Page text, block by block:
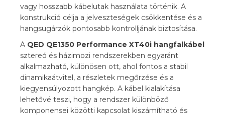
vagy hosszabb kábelutak használata történik. A
konstrukció célja a jelveszteségek csökkentése és a
hangsugárzók pontosabb kontrolljának biztosítása.
A QED QE1350 Performance XT40i hangfalkábel
sztereó és házimozi rendszerekben egyaránt
alkalmazható, különösen ott, ahol fontos a stabil
dinamikaátvitel, a részletek megőrzése és a
kiegyensúlyozott hangkép. A kábel kialakítása
lehetővé teszi, hogy a rendszer különböző
komponensei közötti kapcsolat kiszámítható és